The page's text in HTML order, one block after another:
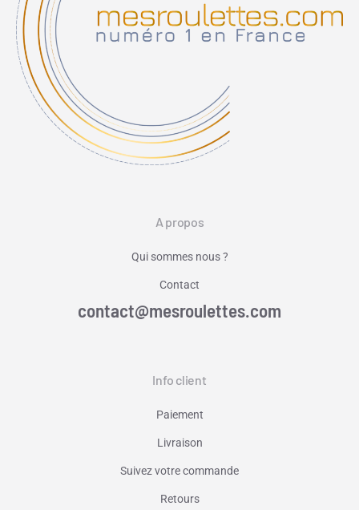
A propos
Qui sommes nous ?
Contact
contact@mesroulettes.com
Info client
Paiement
Livraison
Suivez votre commande
Retours